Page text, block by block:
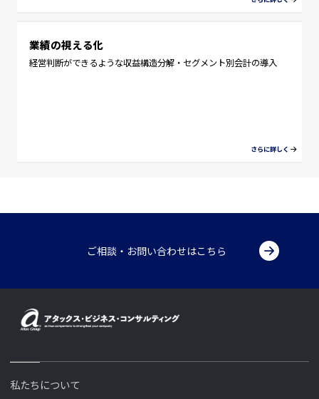
業績の視える化
経営判断ができるような収益構造分解・セグメント別会計の導入
ご相談・お問い合わせはこちら
私たちについて